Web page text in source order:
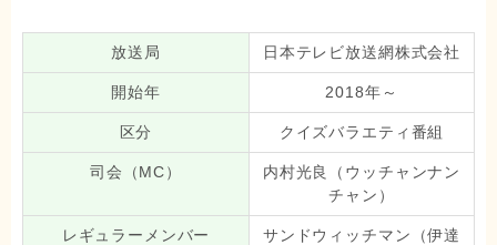
放送局 日本テレビ放送網株式会社
開始年 2018年～
区分 クイズバラエティ番組
司会（MC）
内村光良（ウッチャンナン
チャン）
レギュラーメンバー
サンドウィッチマン（伊達